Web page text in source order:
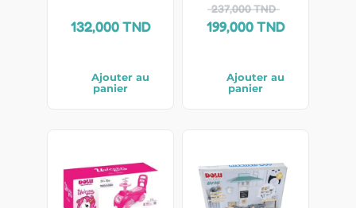
132,000TND
Ajouter au
panier
237,000TND
199,000TND
Ajouter au
panier